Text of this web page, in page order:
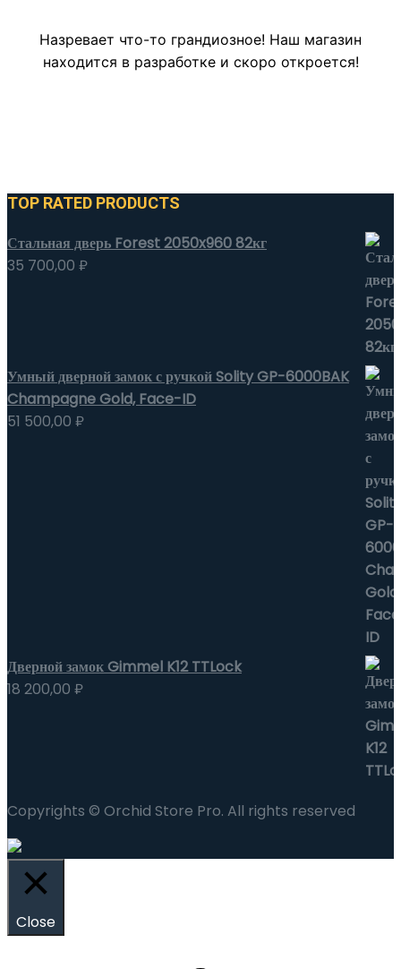
Назревает что-то грандиозное! Наш магазин
находится в разработке и скоро откроется!
TOP RATED PRODUCTS
Стальная дверь Forest 2050x960 82кг
35 700,00 ₽
Умный дверной замок с ручкой Solity GP-6000BAK
Champagne Gold, Face-ID
51 500,00 ₽
Дверной замок Gimmel K12 TTLock
18 200,00 ₽
Copyrights © Orchid Store Pro. All rights reserved
Close